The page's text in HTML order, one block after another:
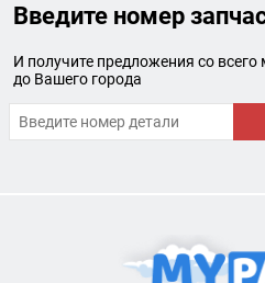
Введите номер
И получите предложения со
до Вашего города